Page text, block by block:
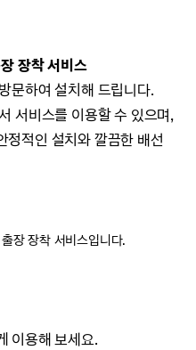
장착 서비스
문하여설치해 드립니다.
서비스를 이용할 수 있으며,
정적인 설치와 깔끔한 배선
장 장착 서비스입니다.
이용해 보세요.